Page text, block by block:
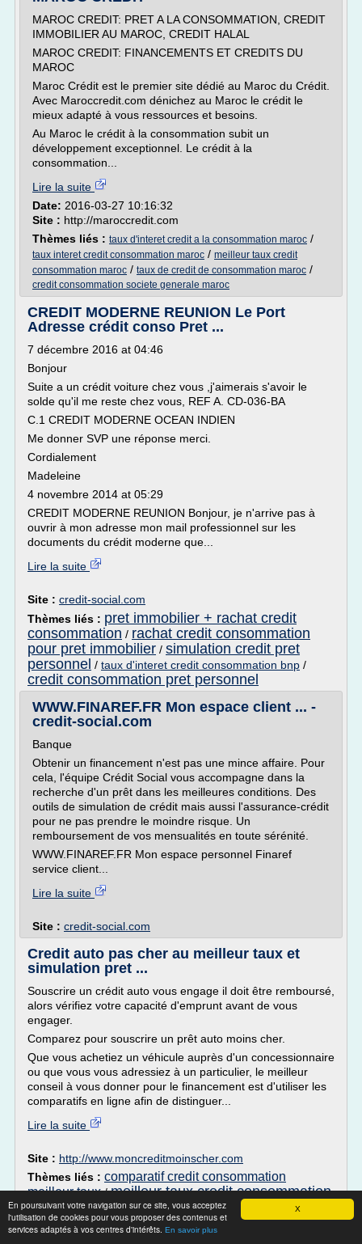
X
En poursuivant votre navigation sur ce site, vous acceptez
l'utilisation de cookies pour vous proposer des contenus et
services adaptés à vos centres d'intérêts. En savoir plus
MAROC CREDIT: PRET A LA CONSOMMATION, CREDIT
IMMOBILIER AU MAROC, CREDIT HALAL
MAROC CREDIT: FINANCEMENTS ET CREDITS DU
MAROC
Maroc Crédit est le premier site dédié au Maroc du Crédit.
Avec Maroccredit.com dénichez au Maroc le crédit le
mieux adapté à vous ressources et besoins.
Au Maroc le crédit à la consommation subit un
développement exceptionnel. Le crédit à la
consommation...
Lire la suite
Date: 2016-03-27 10:16:32
Site : http://maroccredit.com
Thèmes liés : taux d'interet credit a la consommation maroc /
taux interet credit consommation maroc / meilleur taux credit
consommation maroc / taux de credit de consommation maroc /
credit consommation societe generale maroc
CREDIT MODERNE REUNION Le Port
Adresse crédit conso Pret ...
7 décembre 2016 at 04:46
Bonjour
Suite a un crédit voiture chez vous ,j'aimerais s'avoir le
solde qu'il me reste chez vous, REF A. CD-036-BA
C.1 CREDIT MODERNE OCEAN INDIEN
Me donner SVP une réponse merci.
Cordialement
Madeleine
4 novembre 2014 at 05:29
CREDIT MODERNE REUNION Bonjour, je n'arrive pas à
ouvrir à mon adresse mon mail professionnel sur les
documents du crédit moderne que...
Lire la suite
Site : credit-social.com
Thèmes liés : pret immobilier + rachat credit
consommation / rachat credit consommation
pour pret immobilier / simulation credit pret
personnel / taux d'interet credit consommation bnp /
credit consommation pret personnel
WWW.FINAREF.FR Mon espace client ... -
credit-social.com
Banque
Obtenir un financement n'est pas une mince affaire. Pour
cela, l'équipe Crédit Social vous accompagne dans la
recherche d'un prêt dans les meilleures conditions. Des
outils de simulation de crédit mais aussi l'assurance-crédit
pour ne pas prendre le moindre risque. Un
remboursement de vos mensualités en toute sérénité.
WWW.FINAREF.FR Mon espace personnel Finaref
service client...
Lire la suite
Site : credit-social.com
Credit auto pas cher au meilleur taux et
simulation pret ...
Souscrire un crédit auto vous engage il doit être remboursé,
alors vérifiez votre capacité d'emprunt avant de vous
engager.
Comparez pour souscrire un prêt auto moins cher.
Que vous achetiez un véhicule auprès d'un concessionnaire
ou que vous vous adressiez à un particulier, le meilleur
conseil à vous donner pour le financement est d'utiliser les
comparatifs en ligne afin de distinguer...
Lire la suite
Site : http://www.moncreditmoinscher.com
Thèmes liés : comparatif credit consommation
meilleur taux/meilleur taux credit consommation
banque/taux d'endettement credit a la
consommation/meilleur taux credit a la
consommation
taux interet pret auto